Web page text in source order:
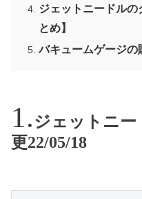
ジェットニードルの
とめ】
バキュームゲージの
ジェットニ
更22/05/18